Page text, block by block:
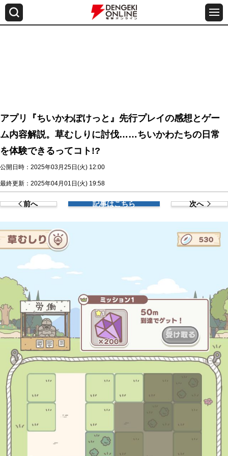
アプリ『ちいかわぽけっと』先行プレイの感想とゲー
ム内容解説。草むしりに討伐……ちいかわたちの日常
を体験できるってコト!?
公開日時：2025年03月25日(火) 12:00
最終更新：2025年04月01日(火) 19:58
前へ 記事はこちら 次へ